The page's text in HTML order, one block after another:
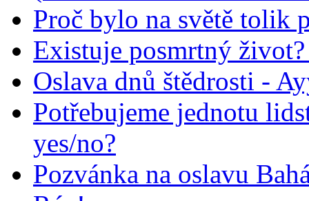
Proč bylo na světě tolik
Existuje posmrtný
Oslava dnů štědrosti -
Potřebujeme jednotu
yes/no?
Pozvánka na oslavu